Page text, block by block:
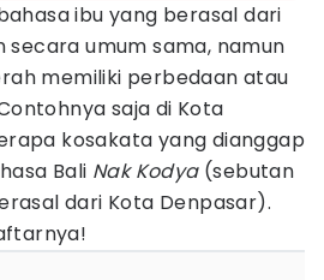
ibu yang berasal dari
secara umum sama, namun
memiliki perbedaan atau
saja di Kota
kosakata yang dianggap
Bali Nak Kodya(sebutan
dari Kota Denpasar).